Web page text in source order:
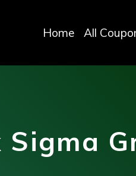
Home All
Sigma